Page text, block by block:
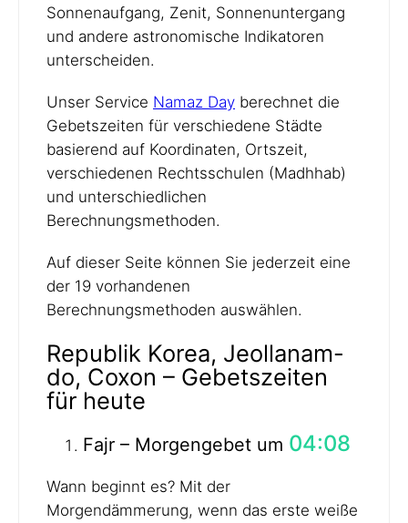
Sonnenaufgang, Zenit, Sonnenuntergang
und andere astronomische Indikatoren
unterscheiden.
Unser Service Namaz Day berechnet die
Gebetszeiten für verschiedene Städte
basierend auf Koordinaten, Ortszeit,
verschiedenen Rechtsschulen (Madhhab)
und unterschiedlichen
Berechnungsmethoden.
Auf dieser Seite können Sie jederzeit eine
der 19 vorhandenen
Berechnungsmethoden auswählen.
Republik Korea, Jeollanam-
do, Coxon – Gebetszeiten
für heute
Fajr – Morgengebet um 04:08
Wann beginnt es? Mit der
Morgendämmerung, wenn das erste weiße